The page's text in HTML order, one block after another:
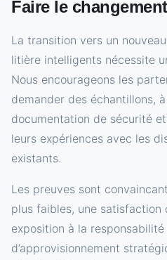
Faire le changement
La transition vers un
litière intelligents nécessite
Nous encourageons les
demander des échantillons,
documentation de sécurité
leurs expériences avec les
existants.
Les preuves sont
plus faibles, une satisfaction
exposition à la
d’approvisionnement